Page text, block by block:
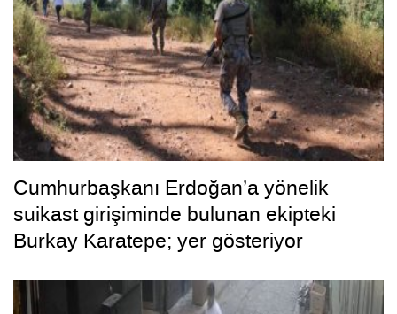
Cumhurbaşkanı Erdoğan’a yönelik
suikast girişiminde bulunan ekipteki
Burkay Karatepe; yer gösteriyor